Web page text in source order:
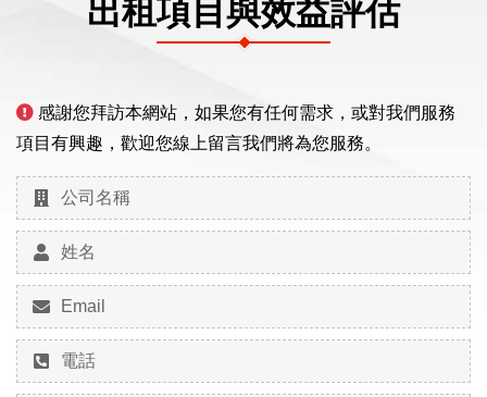
出租項目與效益評估
感謝您拜訪本網站，如果您有任何需求，或對我們服務
項目有興趣，歡迎您線上留言我們將為您服務。